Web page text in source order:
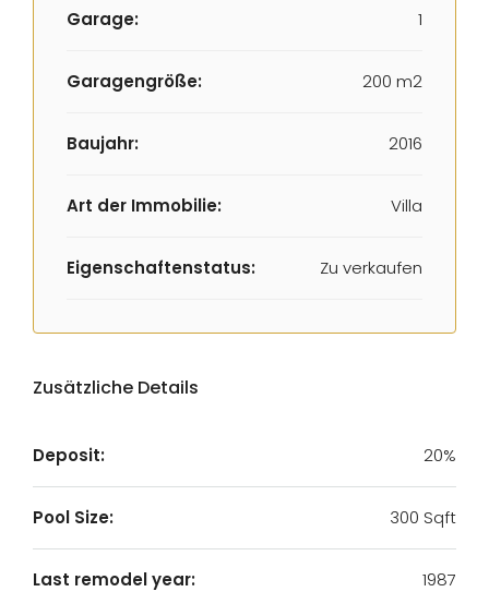
Garage: 1
Garagengröße: 200 m2
Baujahr: 2016
Art der Immobilie: Villa
Eigenschaftenstatus: Zu verkaufen
Zusätzliche Details
Deposit: 20%
Pool Size: 300 Sqft
Last remodel year: 1987